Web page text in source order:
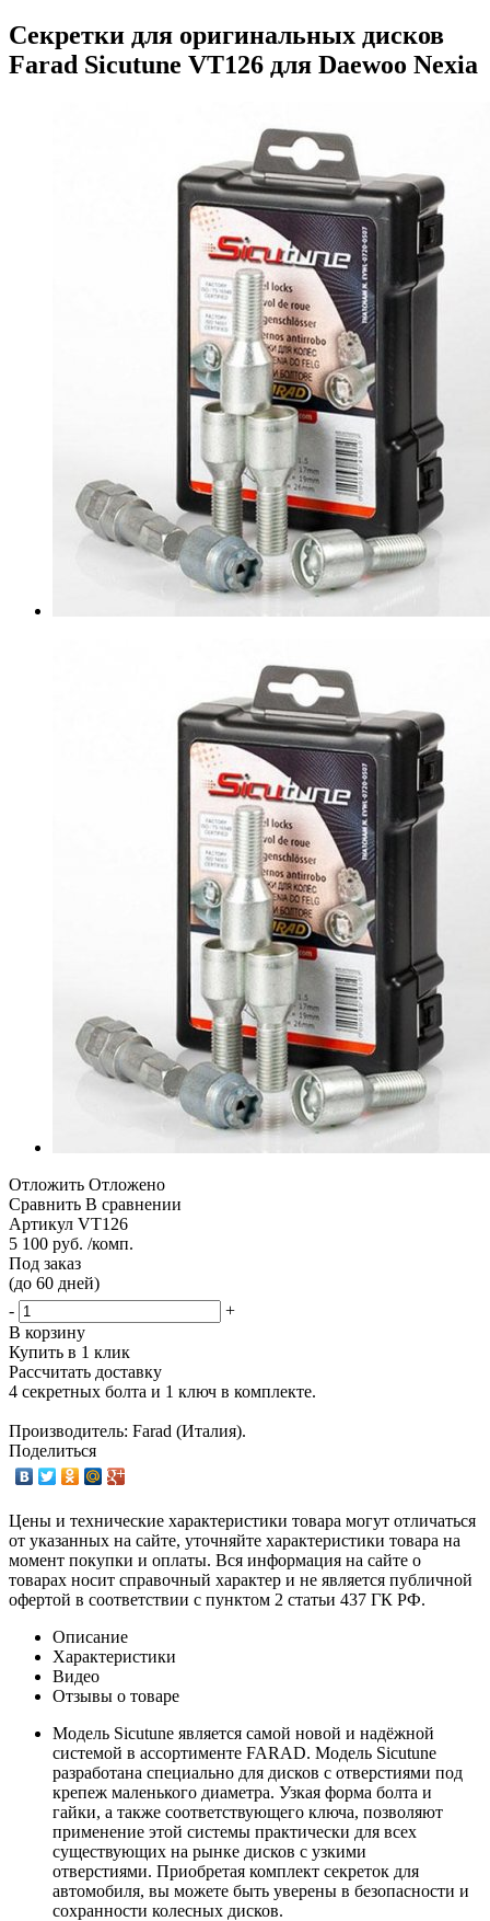
Секретки для оригинальных дисков
Farad Sicutune VT126 для Daewoo Nexia
Отложить Отложено
Сравнить В сравнении
Артикул VT126
5 100 руб. /комп.
Под заказ
(до 60 дней)
-
+
В корзину
Купить в 1 клик
Рассчитать доставку
4 секретных болта и 1 ключ в комплекте.
Производитель: Farad (Италия).
Поделиться
Цены и технические характеристики товара могут отличаться
от указанных на сайте, уточняйте характеристики товара на
момент покупки и оплаты. Вся информация на сайте о
товарах носит справочный характер и не является публичной
офертой в соответствии с пунктом 2 статьи 437 ГК РФ.
Описание
Характеристики
Видео
Отзывы о товаре
Модель Sicutune является самой новой и надёжной
системой в ассортименте FARAD. Модель Sicutune
разработана специально для дисков с отверстиями под
крепеж маленького диаметра. Узкая форма болта и
гайки, а также соответствующего ключа, позволяют
применение этой системы практически для всех
существующих на рынке дисков с узкими
отверстиями. Приобретая комплект секреток для
автомобиля, вы можете быть уверены в безопасности и
сохранности колесных дисков.